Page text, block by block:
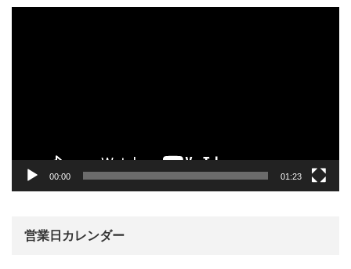
00:00 01:23
営業日カレンダー